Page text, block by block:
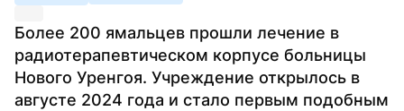
Более 200 ямальцев прошли лечение в
радиотерапевтическом корпусе больницы
Нового Уренгоя. Учреждение открылось в
августе 2024 года и стало первым подобным